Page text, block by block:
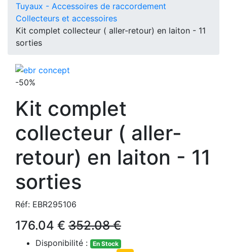
Tuyaux - Accessoires de raccordement
Collecteurs et accessoires
Kit complet collecteur ( aller-retour) en laiton - 11
sorties
-50%
Kit complet
collecteur ( aller-
retour) en laiton - 11
sorties
Réf: EBR295106
176.04 € 352.08 €
Disponibilité : En Stock